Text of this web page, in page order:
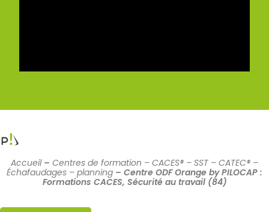
Accueil– Centres de formation – CACES® – SST – CATEC® –
Échafaudages – planning – Centre ODF Orange by PILOCAP :
Formations CACES, Sécurité au travail (84)